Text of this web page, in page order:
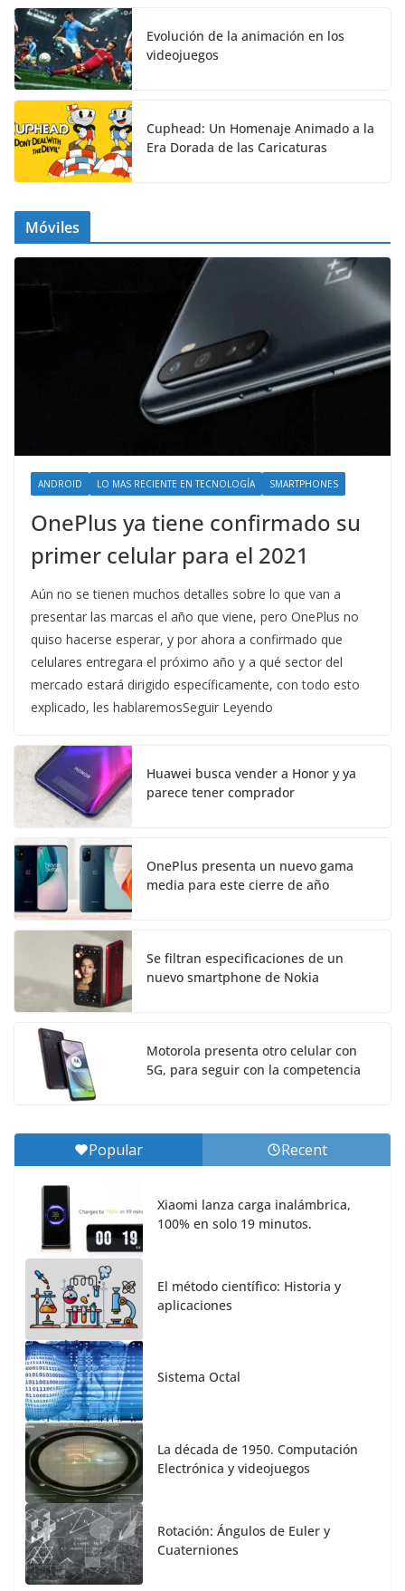
Evolución de la animación en los
videojuegos
Cuphead: Un Homenaje Animado a la
Era Dorada de las Caricaturas
Móviles
ANDROID LO MAS RECIENTE EN TECNOLOGÍA SMARTPHONES
OnePlus ya tiene confirmado su
primer celular para el 2021
Aún no se tienen muchos detalles sobre lo que van a
presentar las marcas el año que viene, pero OnePlus no
quiso hacerse esperar, y por ahora a confirmado que
celulares entregara el próximo año y a qué sector del
mercado estará dirigido específicamente, con todo esto
explicado, les hablaremosSeguir Leyendo
Huawei busca vender a Honor y ya
parece tener comprador
OnePlus presenta un nuevo gama
media para este cierre de año
Se filtran especificaciones de un
nuevo smartphone de Nokia
Motorola presenta otro celular con
5G, para seguir con la competencia
Popular Recent
Xiaomi lanza carga inalámbrica,
100% en solo 19 minutos.
El método científico: Historia y
aplicaciones
Sistema Octal
La década de 1950. Computación
Electrónica y videojuegos
Rotación: Ángulos de Euler y
Cuaterniones